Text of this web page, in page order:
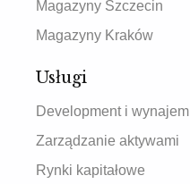
Magazyny Szczecin
Magazyny Kraków
Usługi
Development i wynajem
Zarządzanie aktywami
Rynki kapitałowe